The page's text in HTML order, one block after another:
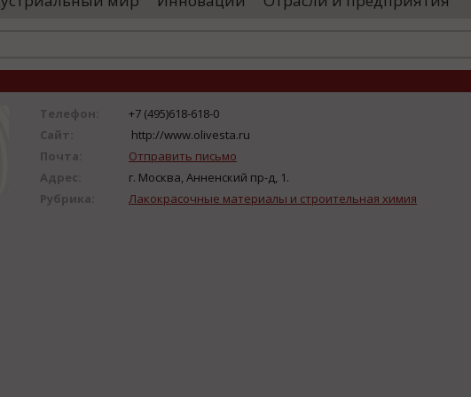
иностранными удостоверяющими центрами.
проводятся
Телефон:
+7 (495)618-618-0
Сайт:
http://www.olivesta.ru
Почта:
Отправить письмо
Адрес:
г. Москва, Анненский пр-д, 1.
Рубрика:
Лакокрасочные материалы и строительная химия